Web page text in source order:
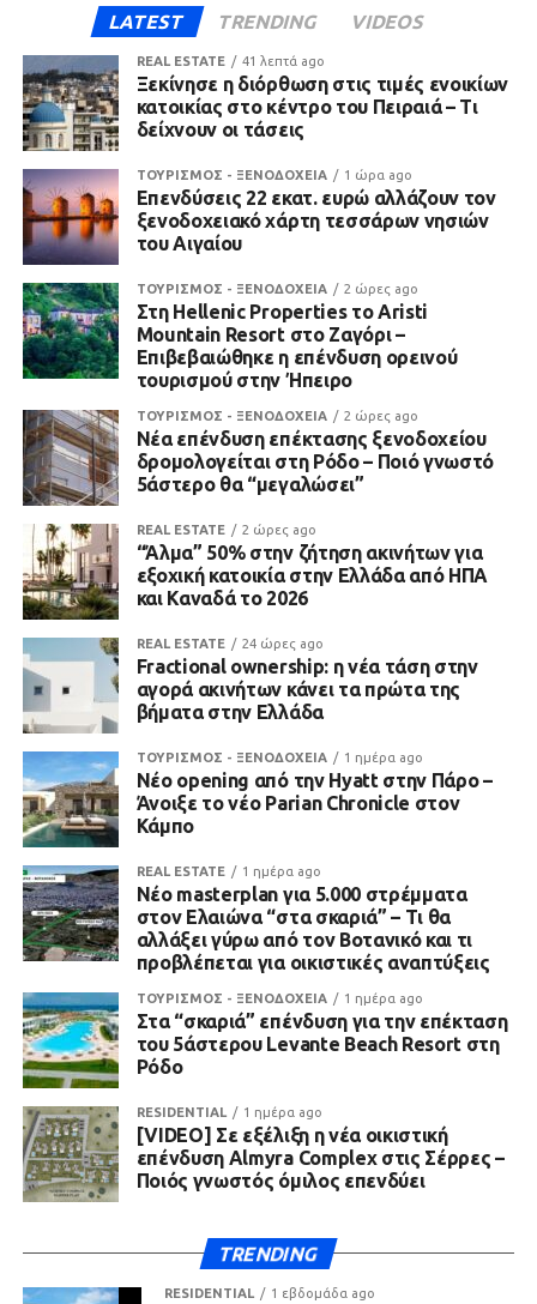
LATEST TRENDING VIDEOS
REAL ESTATE 41 λεπτά ago
Ξεκίνησε η διόρθωση στις τιμές ενοικίων
κατοικίας στο κέντρο του Πειραιά – Τι
δείχνουν οι τάσεις
ΤΟΥΡΙΣΜΟΣ - ΞΕΝΟΔΟΧΕΙΑ 1 ώρα ago
Επενδύσεις 22 εκατ. ευρώ αλλάζουν τον
ξενοδοχειακό χάρτη τεσσάρων νησιών
του Αιγαίου
ΤΟΥΡΙΣΜΟΣ - ΞΕΝΟΔΟΧΕΙΑ 2 ώρες ago
Στη Hellenic Properties το Aristi
Mountain Resort στο Ζαγόρι –
Επιβεβαιώθηκε η επένδυση ορεινού
τουρισμού στην Ήπειρο
ΤΟΥΡΙΣΜΟΣ - ΞΕΝΟΔΟΧΕΙΑ 2 ώρες ago
Νέα επένδυση επέκτασης ξενοδοχείου
δρομολογείται στη Ρόδο – Ποιό γνωστό
5άστερο θα “μεγαλώσει”
REAL ESTATE 2 ώρες ago
“Άλμα” 50% στην ζήτηση ακινήτων για
εξοχική κατοικία στην Ελλάδα από ΗΠΑ
και Καναδά το 2026
REAL ESTATE 24 ώρες ago
Fractional ownership: η νέα τάση στην
αγορά ακινήτων κάνει τα πρώτα της
βήματα στην Ελλάδα
ΤΟΥΡΙΣΜΟΣ - ΞΕΝΟΔΟΧΕΙΑ 1 ημέρα ago
Νέο opening από την Hyatt στην Πάρο –
Άνοιξε το νέο Parian Chronicle στον
Κάμπο
REAL ESTATE 1 ημέρα ago
Νέο masterplan για 5.000 στρέμματα
στον Ελαιώνα “στα σκαριά” – Τι θα
αλλάξει γύρω από τον Βοτανικό και τι
προβλέπεται για οικιστικές αναπτύξεις
ΤΟΥΡΙΣΜΟΣ - ΞΕΝΟΔΟΧΕΙΑ 1 ημέρα ago
Στα “σκαριά” επένδυση για την επέκταση
του 5άστερου Levante Beach Resort στη
Ρόδο
RESIDENTIAL 1 ημέρα ago
[VIDEO] Σε εξέλιξη η νέα οικιστική
επένδυση Almyra Complex στις Σέρρες –
Ποιός γνωστός όμιλος επενδύει
TRENDING
RESIDENTIAL 1 εβδομάδα ago